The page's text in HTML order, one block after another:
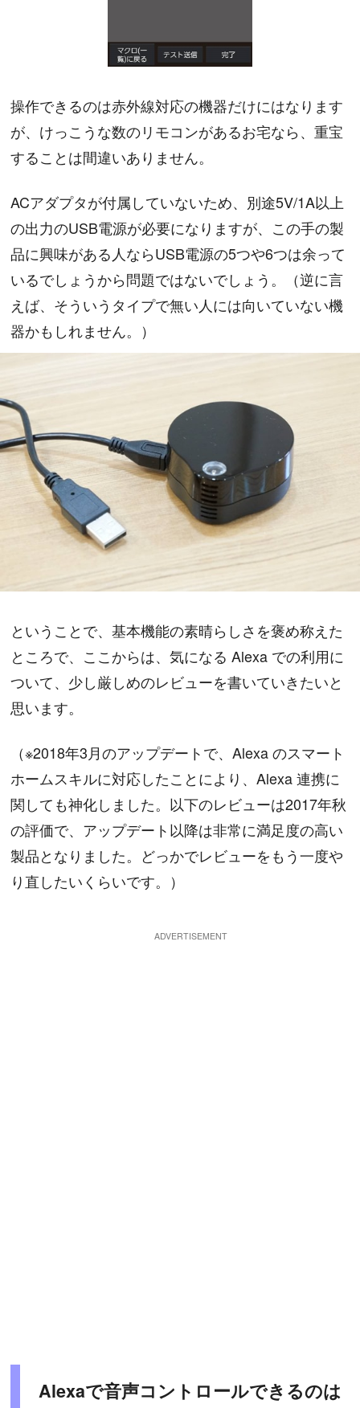
操作できるのは赤外線対応の機器だけにはなります
が、けっこうな数のリモコンがあるお宅なら、重宝
することは間違いありません。
ACアダプタが付属していないため、別途5V/1A以上
の出力のUSB電源が必要になりますが、この手の製
品に興味がある人ならUSB電源の5つや6つは余って
いるでしょうから問題ではないでしょう。（逆に言
えば、そういうタイプで無い人には向いていない機
器かもしれません。）
ということで、基本機能の素晴らしさを褒め称えた
ところで、ここからは、気になる Alexa での利用に
ついて、少し厳しめのレビューを書いていきたいと
思います。
（※2018年3月のアップデートで、Alexa のスマート
ホームスキルに対応したことにより、Alexa 連携に
関しても神化しました。以下のレビューは2017年秋
の評価で、アップデート以降は非常に満足度の高い
製品となりました。どっかでレビューをもう一度や
り直したいくらいです。）
Alexaで音声コントロールできるのは